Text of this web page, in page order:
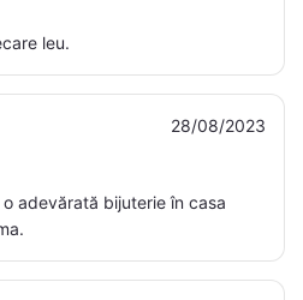
leu.
28/08/2023
adevărată bijuterie în casa